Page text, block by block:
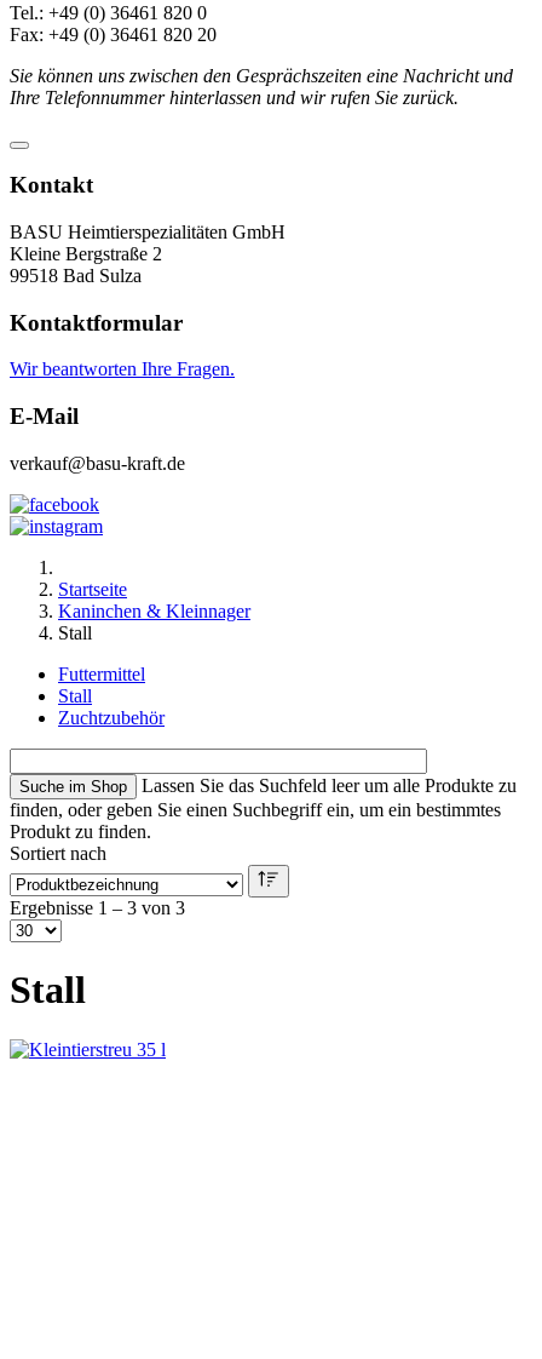
Tel.: +49 (0) 36461 820 0
Fax: +49 (0) 36461 820 20
Sie können uns zwischen den Gesprächszeiten eine Nachricht und
Ihre Telefonnummer hinterlassen und wir rufen Sie zurück.
Kontakt
BASU Heimtierspezialitäten GmbH
Kleine Bergstraße 2
99518 Bad Sulza
Kontaktformular
Wir beantworten Ihre Fragen.
E-Mail
verkauf@basu-kraft.de
Startseite
Kaninchen & Kleinnager
Stall
Futtermittel
Stall
Zuchtzubehör
Lassen Sie das Suchfeld leer um alle Produkte zu
finden, oder geben Sie einen Suchbegriff ein, um ein bestimmtes
Produkt zu finden.
Sortiert nach
Ergebnisse 1 – 3 von 3
Stall